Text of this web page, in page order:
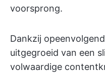
voorsprong.
Dankzij
uitgegroeid van een
volwaardige